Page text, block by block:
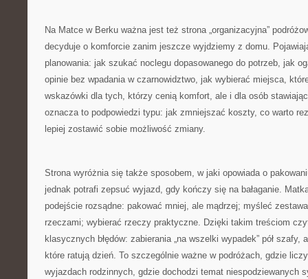
Na Matce w Berku ważna jest też strona „organizacyjna”
decyduje o komforcie zanim jeszcze wyjdziemy z domu.
planowania: jak szukać noclegu dopasowanego do potrzeb, jak
opinie bez wpadania w czarnowidztwo, jak wybierać miejsca,
wskazówki dla tych, którzy cenią komfort, ale i dla osób
oznacza to podpowiedzi typu: jak zmniejszać koszty, co warto
lepiej zostawić sobie możliwość zmiany.
Strona wyróżnia się także sposobem, w jaki opowiada o
jednak potrafi zepsuć wyjazd, gdy kończy się na bałaganie.
podejście rozsądne: pakować mniej, ale mądrzej; myśleć
rzeczami; wybierać rzeczy praktyczne. Dzięki takim treściom
klasycznych błędów: zabierania „na wszelki wypadek” pół szafy,
które ratują dzień. To szczególnie ważne w podróżach, gdzie
wyjazdach rodzinnych, gdzie dochodzi temat niespodziewanych